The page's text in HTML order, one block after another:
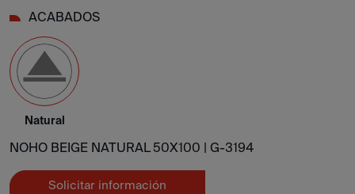
ACABADOS
Natural
NOHO BEIGE NATURAL 50X100 | G-3194
Solicitar información